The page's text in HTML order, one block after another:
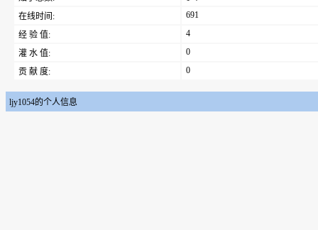
在线时间:
691
经 验 值:
4
灌 水 值:
0
贡 献 度:
0
ljy1054的个人信息